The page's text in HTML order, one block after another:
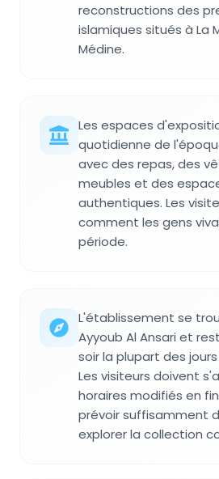
reconstructions des
islamiques situés à La
Médine.
Les espaces
quotidienne de
avec des repas, des
meubles et des
authentiques. Les
comment les gens
période.
L'établissement se
Ayyoub Al Ansari et
soir la plupart des
Les visiteurs doivent
horaires modifiés en
prévoir suffisamment
explorer la collection